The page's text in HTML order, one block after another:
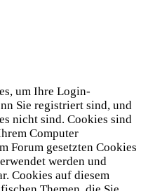
um Ihre Login-
Sie registriert sind, und
nicht sind. Cookies sind
Computer
Forum gesetzten Cookies
werden und
Cookies auf diesem